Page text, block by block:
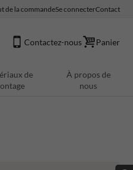
de la commandeSe connecterContact
Contactez-nous Panier
de
À propos de
nous